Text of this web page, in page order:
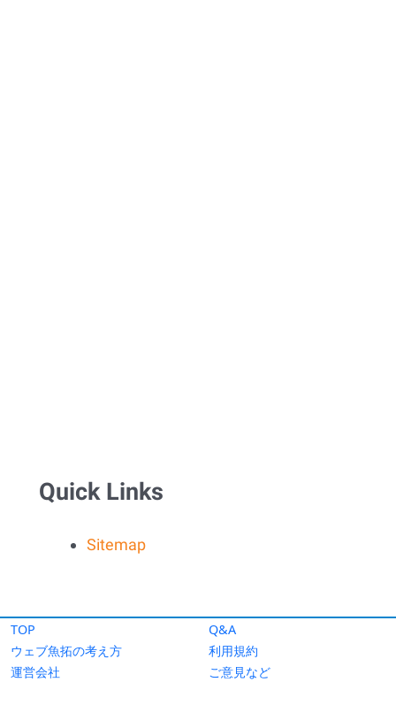
TOP
Q&A
ウェブ魚拓の考え方
利用規約
運営会社
ご意見など